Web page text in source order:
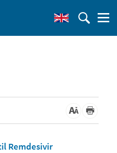
Remdesivir